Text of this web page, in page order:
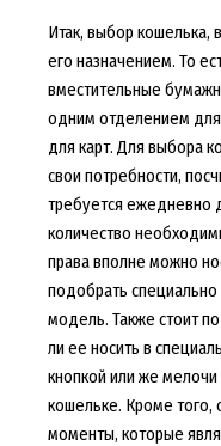
Итак, выбор кошелька,
его назначением. То
вместительные
одним отделением
для карт. Для выбора
свои потребности,
требуется ежедневно
количество
права вполне можно
подобрать
модель. Также стоит
ли ее носить в
кнопкой или же
кошельке. Кроме того,
моменты, которые